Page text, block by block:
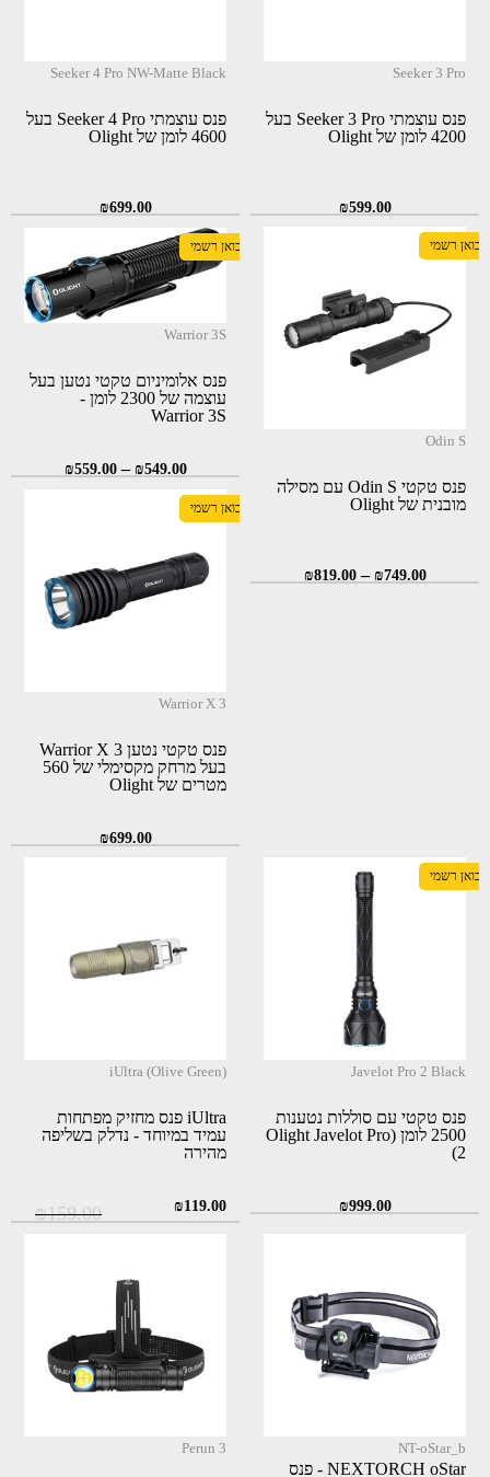
Seeker 3 Pro
פנס עוצמתי Seeker 3 Pro בעל
4200 לומן של Olight
₪599.00
Seeker 4 Pro NW-Matte Black
פנס עוצמתי Seeker 4 Pro בעל
4600 לומן של Olight
₪699.00
יבואן רשמי
Odin S
פנס טקטי Odin S עם מסילה
מובנית של Olight
₪749.00
–
₪819.00
יבואן רשמי
Warrior 3S
פנס אלומיניום טקטי נטען בעל
עוצמה של 2300 לומן -
Warrior 3S
₪549.00
–
₪559.00
יבואן רשמי
Warrior X 3
פנס טקטי נטען Warrior X 3
בעל מרחק מקסימלי של 560
מטרים של Olight
₪699.00
יבואן רשמי
Javelot Pro 2 Black
פנס טקטי עם סוללות נטענות
2500 לומן (Olight Javelot Pro
2)
₪999.00
iUltra (Olive Green)
iUltra פנס מחזיק מפתחות
עמיד במיוחד - נדלק בשליפה
מהירה
₪159.00המחיר
₪159.00.
₪119.00
המחיר
NT-oStar_b
NEXTORCH oStar - פנס
Perun 3